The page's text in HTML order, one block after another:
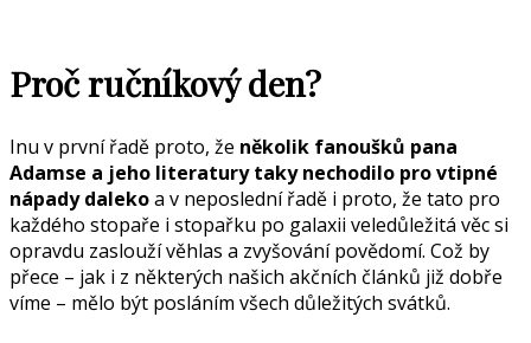
Proč ručníkový den?
Inu v první řadě proto, že několik fanoušků pana
Adamse a jeho literatury taky nechodilo pro vtipné
nápady dalekoa v neposlední řadě i proto, že tato pro
každého stopaře i stopařku po galaxii veledůležitá věc si
opravdu zaslouží věhlas a zvyšování povědomí. Což by
přece – jak i z některých našich akčních článků již dobře
víme – mělo být posláním všech důležitých svátků.